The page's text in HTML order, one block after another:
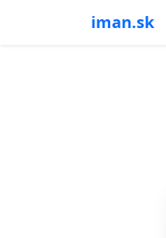
iman.sk